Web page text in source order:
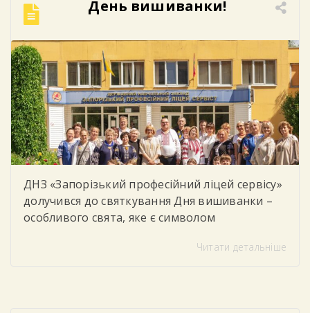
День вишиванки!
ДНЗ «Запорізький професійний ліцей сервісу»
долучився до святкування Дня вишиванки –
особливого свята, яке є символом
українського народу та любові до рідної
Читати детальніше